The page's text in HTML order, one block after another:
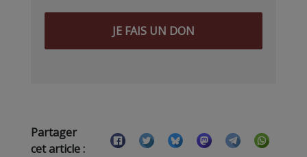
JE FAIS UN DON
Partager
cet article :